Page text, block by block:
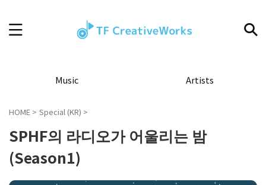
Music Artists
HOME > Special (KR) >
SPHF의 라디오가 어울리는 밤
(Season1)